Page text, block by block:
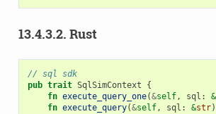
13.4.3.2. Rust
// sql sdk
pub trait SqlSimContext
{
fn execute_query_one(&self, sql : &
fn execute_query(&self, sql : &str)